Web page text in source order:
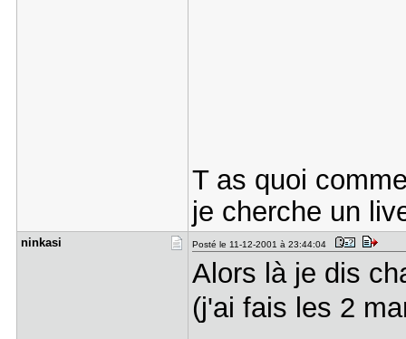
T as quoi
je cherche un
ninkasi Posté le 11-12-2001 à 23:44:04
Alors là je dis
(j'ai fais les 2